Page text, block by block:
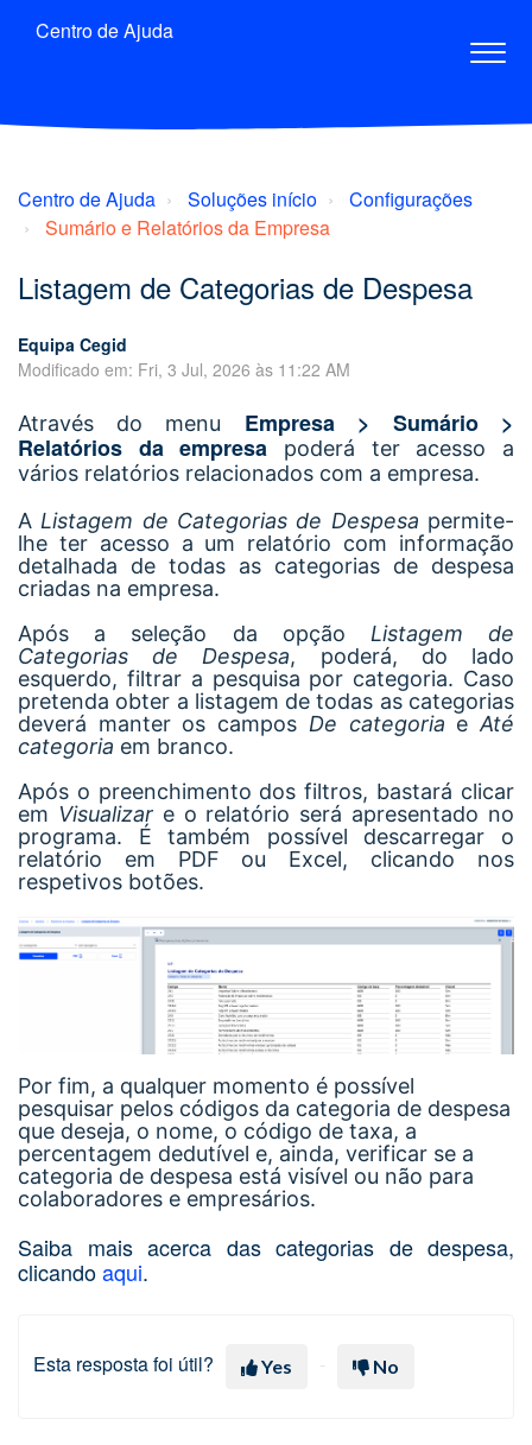
Centro de Ajuda
Centro de Ajuda Soluções início
Configurações
Sumário e Relatórios da Empresa
Listagem de Categorias de Despesa
Equipa Cegid
Modificado em: Fri, 3 Jul, 2026 às 11:22 AM
Através do menu Empresa > Sumário >
Relatórios da empresa poderá ter acesso a
vários relatórios relacionados com a empresa.
A Listagem de Categorias de Despesa permite-
lhe ter acesso a um relatório com informação
detalhada de todas as categorias de despesa
criadas na empresa.
Após a seleção da opção Listagem de
Categorias de Despesa, poderá, do lado
esquerdo, filtrar a pesquisa por categoria. Caso
pretenda obter a listagem de todas as categorias
deverá manter os campos De categoria eAté
categoria em branco.
Após o preenchimento dos filtros, bastará clicar
em Visualizar e o relatório será apresentado no
programa. É também possível descarregar o
relatório em PDF ou Excel, clicando nos
respetivos botões.
Por fim, a qualquer momento é possível
pesquisar pelos códigos da categoria de despesa
que deseja, o nome, o código de taxa, a
percentagem dedutível e, ainda, verificar se a
categoria de despesa está visível ou não para
colaboradores e empresários.
Saiba mais acerca das categorias de despesa,
clicandoaqui.
Esta resposta foi útil? Yes No